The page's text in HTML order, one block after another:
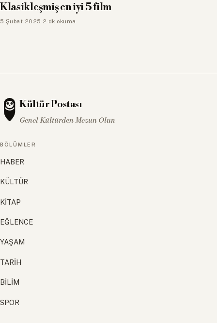
Klasikleşmiş en iyi 5 film
5 Şubat 2025 ·2 dk okuma
Kültür Postası
Genel Kültürden Mezun Olun
BÖLÜMLER
HABER
KÜLTÜR
KİTAP
EĞLENCE
YAŞAM
TARİH
BİLİM
SPOR